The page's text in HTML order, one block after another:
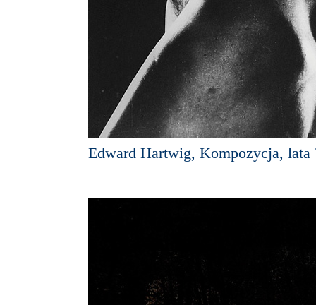
Edward Hartwig, Kompozycja,